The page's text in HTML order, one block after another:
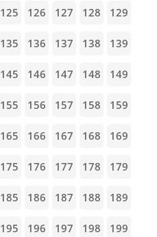
125 126 127 128 129
135 136 137 138 139
145 146 147 148 149
155 156 157 158 159
165 166 167 168 169
175 176 177 178 179
185 186 187 188 189
195 196 197 198 199